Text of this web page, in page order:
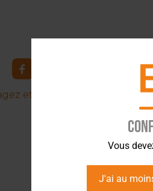
Vous
J'ai au
et commentez l’info